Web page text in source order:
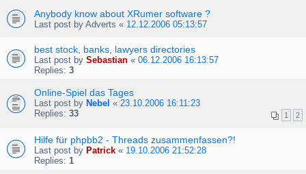
Anybody know about XRumer software ?
Last post by Adverts « 12.12.2006 05:13:57
best stock, banks, lawyers directories
Last post by Sebastian « 06.12.2006 16:13:57
Replies: 3
Online-Spiel das Tages
Last post by Nebel « 23.10.2006 16:11:23
Replies: 33 1 2
Hilfe für phpbb2 - Threads zusammenfassen?!
Last post by Patrick « 19.10.2006 21:52:28
Replies: 1